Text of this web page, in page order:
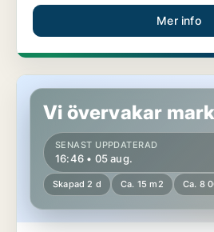
Mer info
Rum på Södermalm
Vi övervakar
SENAST UPPDATERAD
16:46 • 05 aug.
Skapad 2 d Ca. 15 m2 Ca. 8